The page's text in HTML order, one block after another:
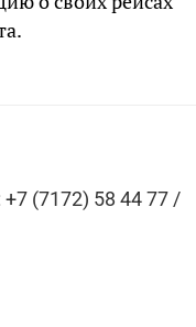
(7172) 58 44 77 /